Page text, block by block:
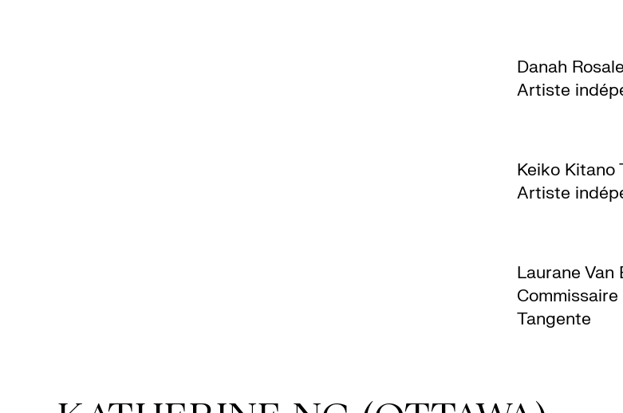
Danah
Artiste
Keiko Kitano
Artiste
Laurane Van
Tangente